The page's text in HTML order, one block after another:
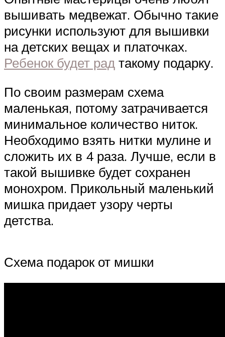
вышивать медвежат. Обычно такие
рисунки используют для вышивки
на детских вещах и платочках.
Ребенок будет рад такому подарку.
По своим размерам схема
маленькая, потому затрачивается
минимальное количество ниток.
Необходимо взять нитки мулине и
сложить их в 4 раза. Лучше, если в
такой вышивке будет сохранен
монохром. Прикольный маленький
мишка придает узору черты
детства.
Схема подарок от мишки